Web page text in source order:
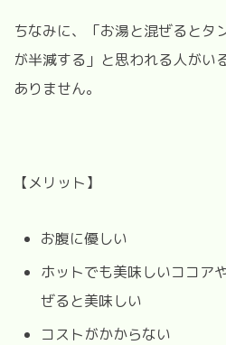
ちなみに、「お湯と混ぜるとタ
が半減する」と思われる人がい
ありません。
【メリット】
お腹に優しい
ホットでも美味しいココア
ぜると美味しい
コストがかからない